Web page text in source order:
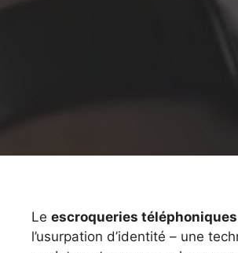
Le escroqueries téléphoniques
l’usurpation d’identité – une